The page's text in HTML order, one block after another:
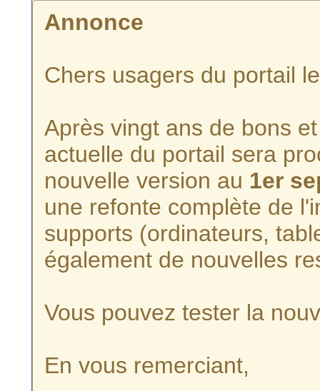
Annonce
Chers usagers du portail
Après vingt ans de bons
actuelle du portail sera
nouvelle version au 1er
une refonte complète de
supports (ordinateurs,
également de nouvelles
Vous pouvez tester la
En vous remerciant,